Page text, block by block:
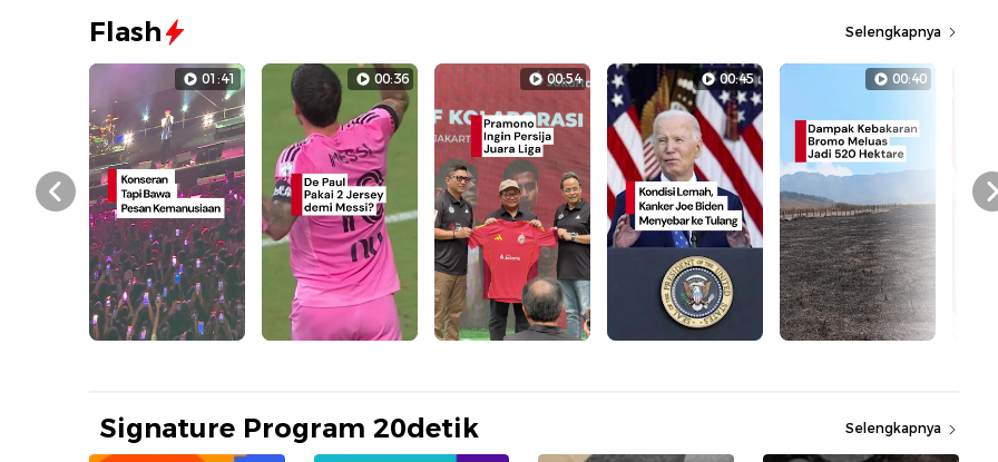
Flash Selengkapnya
01:41 00:36 00:54 00:45 00:40
Prev
Signature Program 20detik Selengkapnya